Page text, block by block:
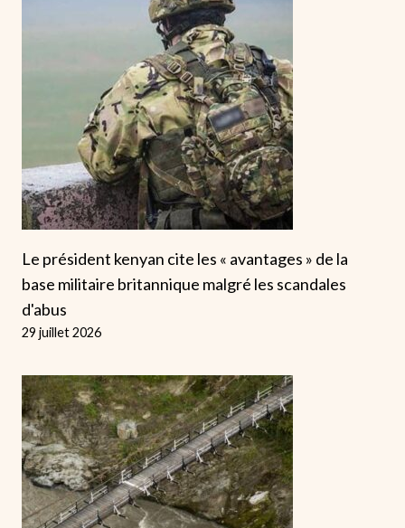
Le président kenyan cite les « avantages » de la
base militaire britannique malgré les scandales
d'abus
29 juillet 2026